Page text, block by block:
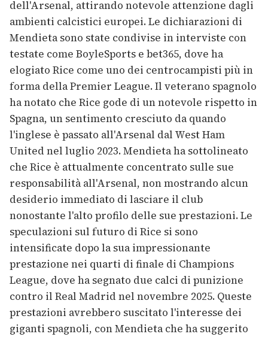
dell'Arsenal, attirando notevole attenzione dagli
ambienti calcistici europei. Le dichiarazioni di
Mendieta sono state condivise in interviste con
testate come BoyleSports e bet365, dove ha
elogiato Rice come uno dei centrocampisti più in
forma della Premier League. Il veterano spagnolo
ha notato che Rice gode di un notevole rispetto in
Spagna, un sentimento cresciuto da quando
l'inglese è passato all'Arsenal dal West Ham
United nel luglio 2023. Mendieta ha sottolineato
che Rice è attualmente concentrato sulle sue
responsabilità all'Arsenal, non mostrando alcun
desiderio immediato di lasciare il club
nonostante l'alto profilo delle sue prestazioni. Le
speculazioni sul futuro di Rice si sono
intensificate dopo la sua impressionante
prestazione nei quarti di finale di Champions
League, dove ha segnato due calci di punizione
contro il Real Madrid nel novembre 2025. Queste
prestazioni avrebbero suscitato l'interesse dei
giganti spagnoli, con Mendieta che ha suggerito